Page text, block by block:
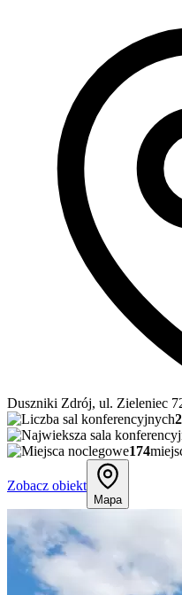
Duszniki Zdrój, ul. Zieleniec
2
174
Zobacz obiekt
Mapa